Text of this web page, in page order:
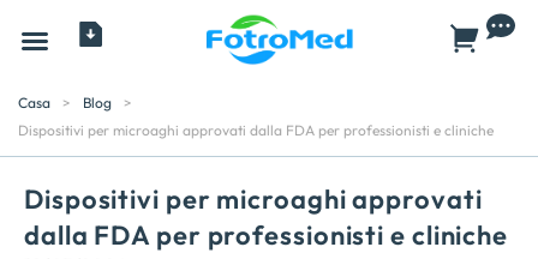
Casa > Blog
>
Dispositivi per microaghi approvati dalla FDA per professionisti e cliniche
Dispositivi per microaghi approvati
dalla FDA per professionisti e cliniche